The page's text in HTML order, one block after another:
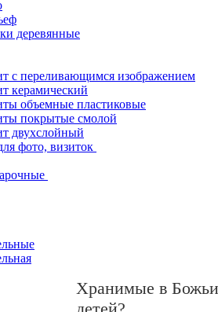
деревянные
с переливающимся изображением
керамический
объемные пластиковые
покрытые смолой
двухслойный
фото, визиток
Хранимые в